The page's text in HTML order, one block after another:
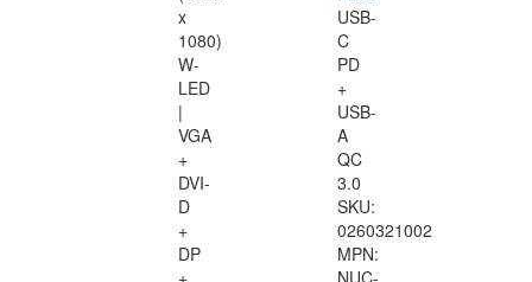
x
1080)
W-
LED
|
VGA
+
DVI-
D
+
DP
USB-
C
PD
+
USB-
A
QC
3.0
SKU:
0260321002
MPN: